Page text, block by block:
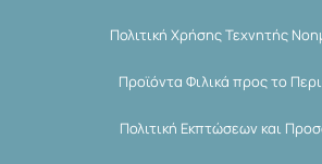
Πολιτική Χρήσης Τεχνητής
Προϊόντα Φιλικά προς το
Πολιτική Εκπτώσεων και